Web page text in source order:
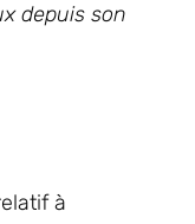
depuis son
à